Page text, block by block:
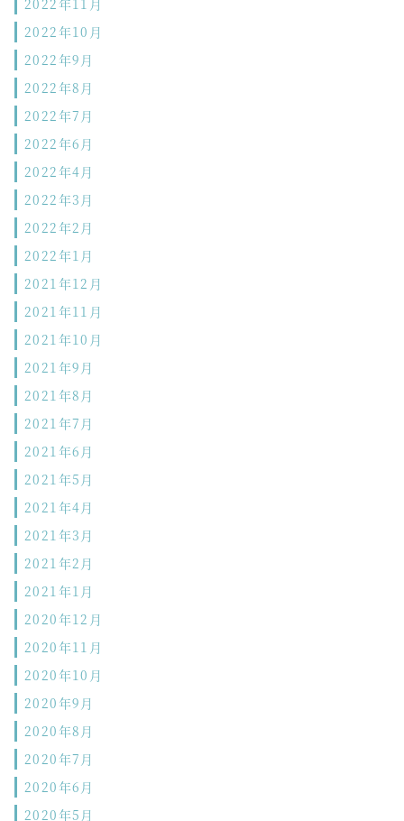
2022年11月
2022年10月
2022年9月
2022年8月
2022年7月
2022年6月
2022年4月
2022年3月
2022年2月
2022年1月
2021年12月
2021年11月
2021年10月
2021年9月
2021年8月
2021年7月
2021年6月
2021年5月
2021年4月
2021年3月
2021年2月
2021年1月
2020年12月
2020年11月
2020年10月
2020年9月
2020年8月
2020年7月
2020年6月
2020年5月